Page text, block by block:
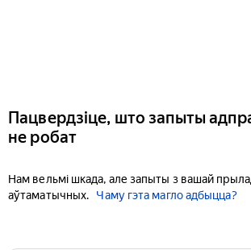
Пацвердзіце, што запыты
не робат
Нам вельмі шкада, але запыты з вашай
аўтаматычных.
Чаму гэта магло адбыцца?